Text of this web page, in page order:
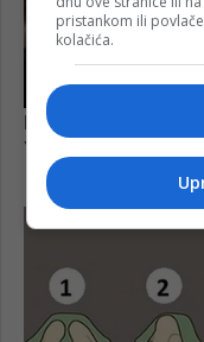
pristankom ili
kolačića.